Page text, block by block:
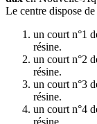
Le centre dispose
un court n°1
résine.
un court n°2
résine.
un court n°3
résine.
un court n°4
résine.